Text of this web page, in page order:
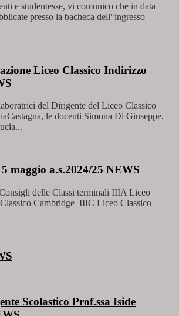
e studentesse, vi comunico che in data
presso la bacheca dell"ingresso
Liceo Classico Indirizzo
del Dirigente del Liceo Classico
le docenti Simona Di Giuseppe,
maggio a.s.2024/25 NEWS
delle Classi terminali IIIA Liceo
Cambridge IIIC Liceo Classico
Scolastico Prof.ssa Iside